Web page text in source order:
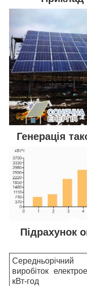
Генерація
Підрахунок
Середньорічний
виробіток
кВт-год